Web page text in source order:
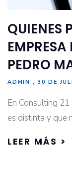
QUIENES
PEDRO
ADMIN 30 DE
En Consulting
es distinta y que
LEER MÁS >